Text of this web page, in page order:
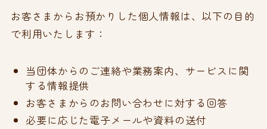
お客さまからお預かりした個人情報は、以下の目的
で利用いたします：
当団体からのご連絡や業務案内、サービスに関
する情報提供
お客さまからのお問い合わせに対する回答
必要に応じた電子メールや資料の送付